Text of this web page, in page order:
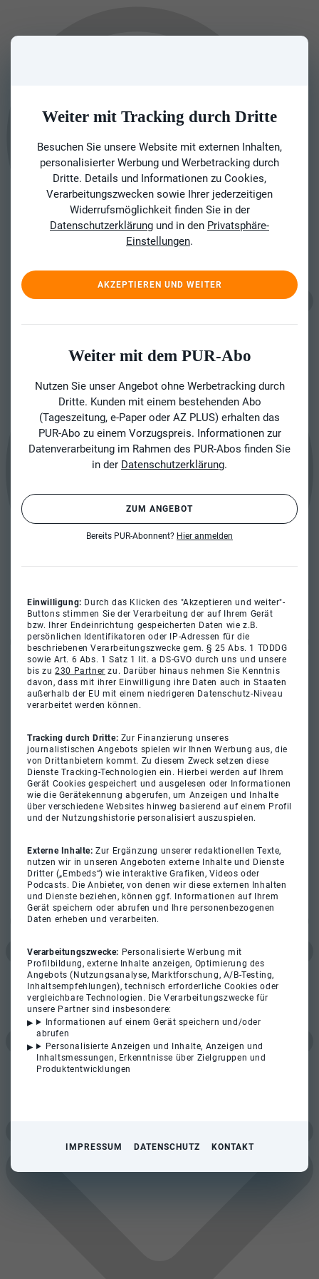
Weiter mit Tracking durch Dritte
Besuchen Sie unsere Website mit externen Inhalten,
personalisierter Werbung und Werbetracking durch
Dritte. Details und Informationen zu Cookies,
Verarbeitungszwecken sowie Ihrer jederzeitigen
Widerrufsmöglichkeit finden Sie in der
Datenschutzerklärung und in den Privatsphäre-
Einstellungen.
AKZEPTIEREN UND WEITER
Weiter mit dem PUR-Abo
Nutzen Sie unser Angebot ohne Werbetracking durch
Dritte. Kunden mit einem bestehenden Abo
(Tageszeitung, e-Paper oder AZ PLUS) erhalten das
PUR-Abo zu einem Vorzugspreis. Informationen zur
Datenverarbeitung im Rahmen des PUR-Abos finden Sie
in der Datenschutzerklärung.
ZUM ANGEBOT
Bereits PUR-Abonnent? Hier anmelden
Einwilligung: Durch das Klicken des "Akzeptieren und weiter"-
Buttons stimmen Sie der Verarbeitung der auf Ihrem Gerät
bzw. Ihrer Endeinrichtung gespeicherten Daten wie z.B.
persönlichen Identifikatoren oder IP-Adressen für die
beschriebenen Verarbeitungszwecke gem. § 25 Abs. 1 TDDDG
sowie Art. 6 Abs. 1 Satz 1 lit. a DS-GVO durch uns und unsere
bis zu230 Partner zu. Darüber hinaus nehmen Sie Kenntnis
davon, dass mit ihrer Einwilligung ihre Daten auch in Staaten
außerhalb der EU mit einem niedrigeren Datenschutz-Niveau
verarbeitet werden können.
Tracking durch Dritte: Zur Finanzierung unseres
journalistischen Angebots spielen wir Ihnen Werbung aus, die
von Drittanbietern kommt. Zu diesem Zweck setzen diese
Dienste Tracking-Technologien ein. Hierbei werden auf Ihrem
Gerät Cookies gespeichert und ausgelesen oder Informationen
wie die Gerätekennung abgerufen, um Anzeigen und Inhalte
über verschiedene Websites hinweg basierend auf einem Profil
und der Nutzungshistorie personalisiert auszuspielen.
Externe Inhalte:Zur Ergänzung unserer redaktionellen Texte,
nutzen wir in unseren Angeboten externe Inhalte und Dienste
Dritter („Embeds“) wie interaktive Grafiken, Videos oder
Podcasts. Die Anbieter, von denen wir diese externen Inhalten
und Dienste beziehen, können ggf. Informationen auf Ihrem
Gerät speichern oder abrufen und Ihre personenbezogenen
Daten erheben und verarbeiten.
Verarbeitungszwecke: Personalisierte Werbung mit
Profilbildung, externe Inhalte anzeigen, Optimierung des
Angebots (Nutzungsanalyse, Marktforschung, A/B-Testing,
Inhaltsempfehlungen), technisch erforderliche Cookies oder
vergleichbare Technologien. Die Verarbeitungszwecke für
unsere Partner sind insbesondere:
Informationen auf einem Gerät speichern und/oder
abrufen
Personalisierte Anzeigen und Inhalte, Anzeigen und
Inhaltsmessungen, Erkenntnisse über Zielgruppen und
Produktentwicklungen
IMPRESSUM DATENSCHUTZ KONTAKT